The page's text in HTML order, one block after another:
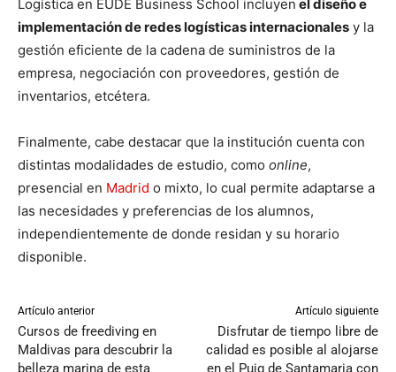
Logística en EUDE Business School incluyen el diseño e
implementación de redes logísticas internacionales y la
gestión eficiente de la cadena de suministros de la
empresa, negociación con proveedores, gestión de
inventarios, etcétera.
Finalmente, cabe destacar que la institución cuenta con
distintas modalidades de estudio, como online,
presencial en Madrid o mixto, lo cual permite adaptarse a
las necesidades y preferencias de los alumnos,
independientemente de donde residan y su horario
disponible.
Artículo anterior
Cursos de freediving en
Maldivas para descubrir la
Artículo siguiente
Disfrutar de tiempo libre de
calidad es posible al alojarse